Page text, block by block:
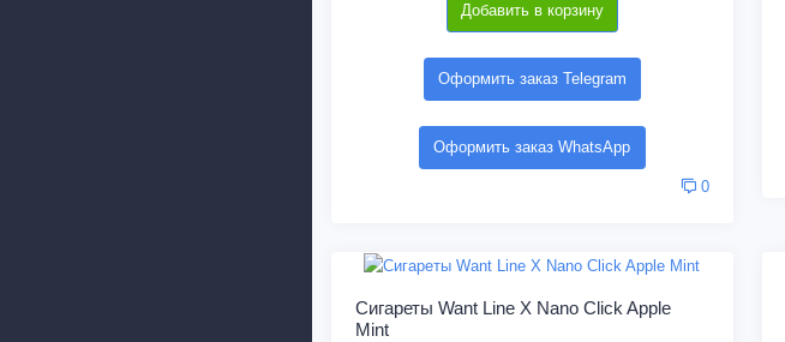
Добавить в корзину
Оформить заказ Telegram
Оформить заказ WhatsApp
0
Сигареты Want Line X Nano Click Apple
Mint